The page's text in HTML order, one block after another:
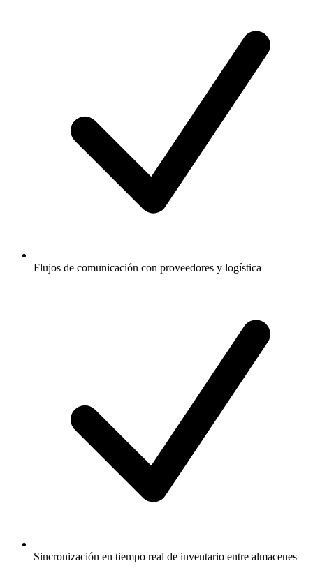
Flujos de comunicación con proveedores y logística
Sincronización en tiempo real de inventario entre almacenes